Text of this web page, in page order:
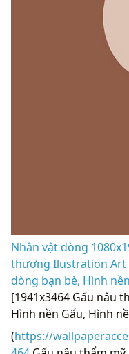
Nhân vật dòng
thương Ilustration Art
dòng bạn bè, Hình
[1941x3464 Gấu nâu
Hình nền Gấu, Hình
(https://